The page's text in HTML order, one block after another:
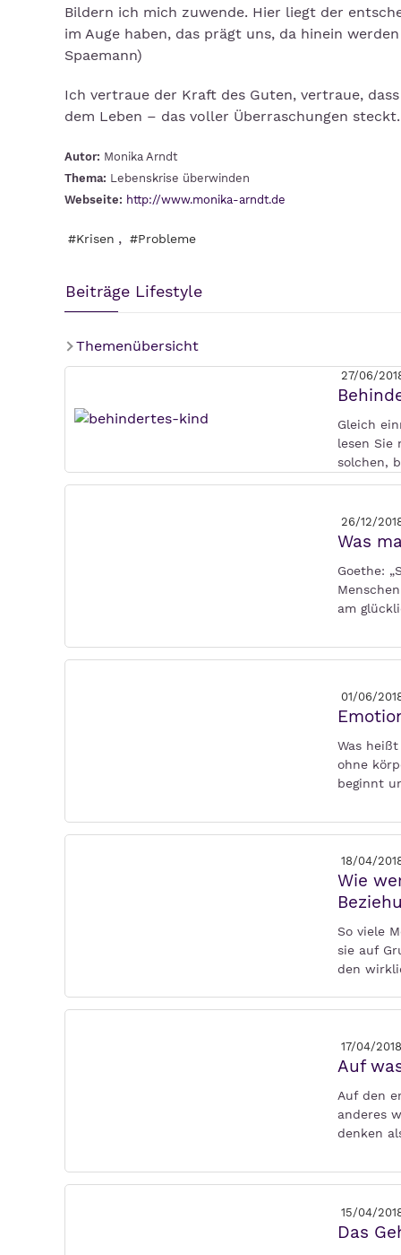
Bildern ich mich zuwende. Hier liegt der
im Auge haben, das prägt uns, da hinein
Spaemann)
Ich vertraue der Kraft des Guten, vertraue,
dem Leben – das voller Überraschungen steckt.
Autor: Monika Arndt
Thema: Lebenskrise überwinden
Webseite: http://www.monika-arndt.de
#Krisen , #Probleme
Beiträge Lifestyle
Themenübersicht
27/06/
Gleich
lesen Sie
solchen,
26/12/
Was
Goethe:
am
01/06/
Was
ohne
beginnt
18/04/
Wie
So viele
sie auf
den
17/04/2018
Auf
Auf den
anderes
denken
15/04/
Das